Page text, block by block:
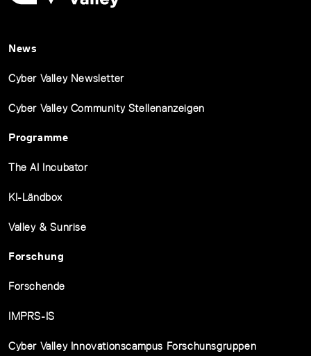
News
Cyber Valley Newsletter
Cyber Valley Community Stellenanzeigen
Programme
The AI Incubator
KI-Ländbox
Valley & Sunrise
Forschung
Forschende
IMPRS-IS
Cyber Valley Innovationscampus Forschunsgruppen